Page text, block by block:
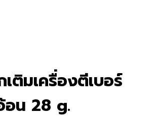
ติมเครื่องตีเบอร์
อน 28 g.